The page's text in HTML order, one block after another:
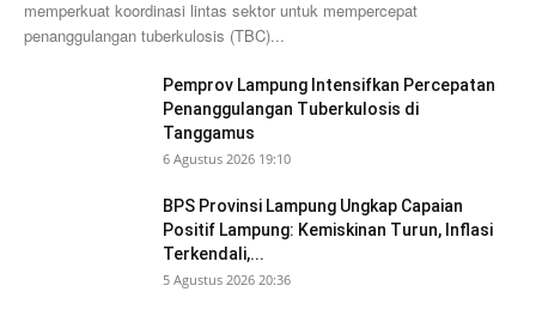
memperkuat koordinasi lintas sektor untuk mempercepat
penanggulangan tuberkulosis (TBC)...
Pemprov Lampung Intensifkan Percepatan
Penanggulangan Tuberkulosis di
Tanggamus
6 Agustus 2026 19:10
BPS Provinsi Lampung Ungkap Capaian
Positif Lampung: Kemiskinan Turun, Inflasi
Terkendali,...
5 Agustus 2026 20:36